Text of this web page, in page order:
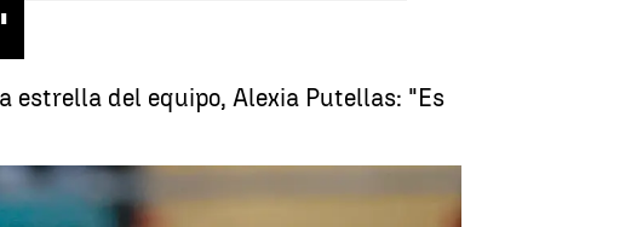
estrella del equipo, Alexia Putellas: "Es